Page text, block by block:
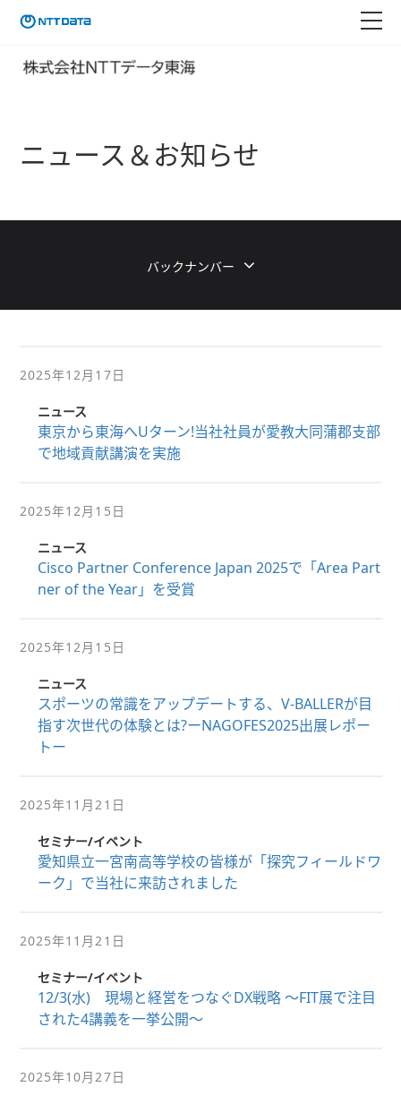
ニュース＆お知らせ
バックナンバー
2025年12月17日
ニュース
東京から東海へUターン!当社社員が愛教大同蒲郡支部
で地域貢献講演を実施
2025年12月15日
ニュース
Cisco Partner Conference Japan 2025で「Area Part
ner of the Year」を受賞
2025年12月15日
ニュース
スポーツの常識をアップデートする、V-BALLERが目
指す次世代の体験とは?ーNAGOFES2025出展レポー
トー
2025年11月21日
セミナー/イベント
愛知県立一宮南高等学校の皆様が「探究フィールドワ
ーク」で当社に来訪されました
2025年11月21日
セミナー/イベント
12/3(水) 現場と経営をつなぐDX戦略 ～FIT展で注目
された4講義を一挙公開～
2025年10月27日